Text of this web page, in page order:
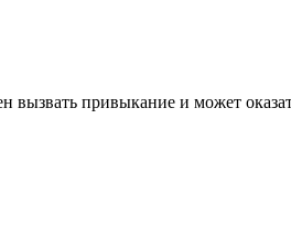
привыкание и может